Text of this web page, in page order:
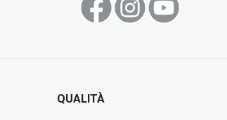
QUALITÀ